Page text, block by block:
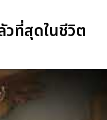
ที่สุดในชีวิต